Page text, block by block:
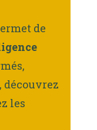
de
découvrez
les